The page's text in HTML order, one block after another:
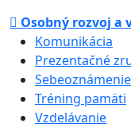
Osobný rozvoj a
Komunikácia
Prezentačné
Tréning pamäti
Vzdelávanie